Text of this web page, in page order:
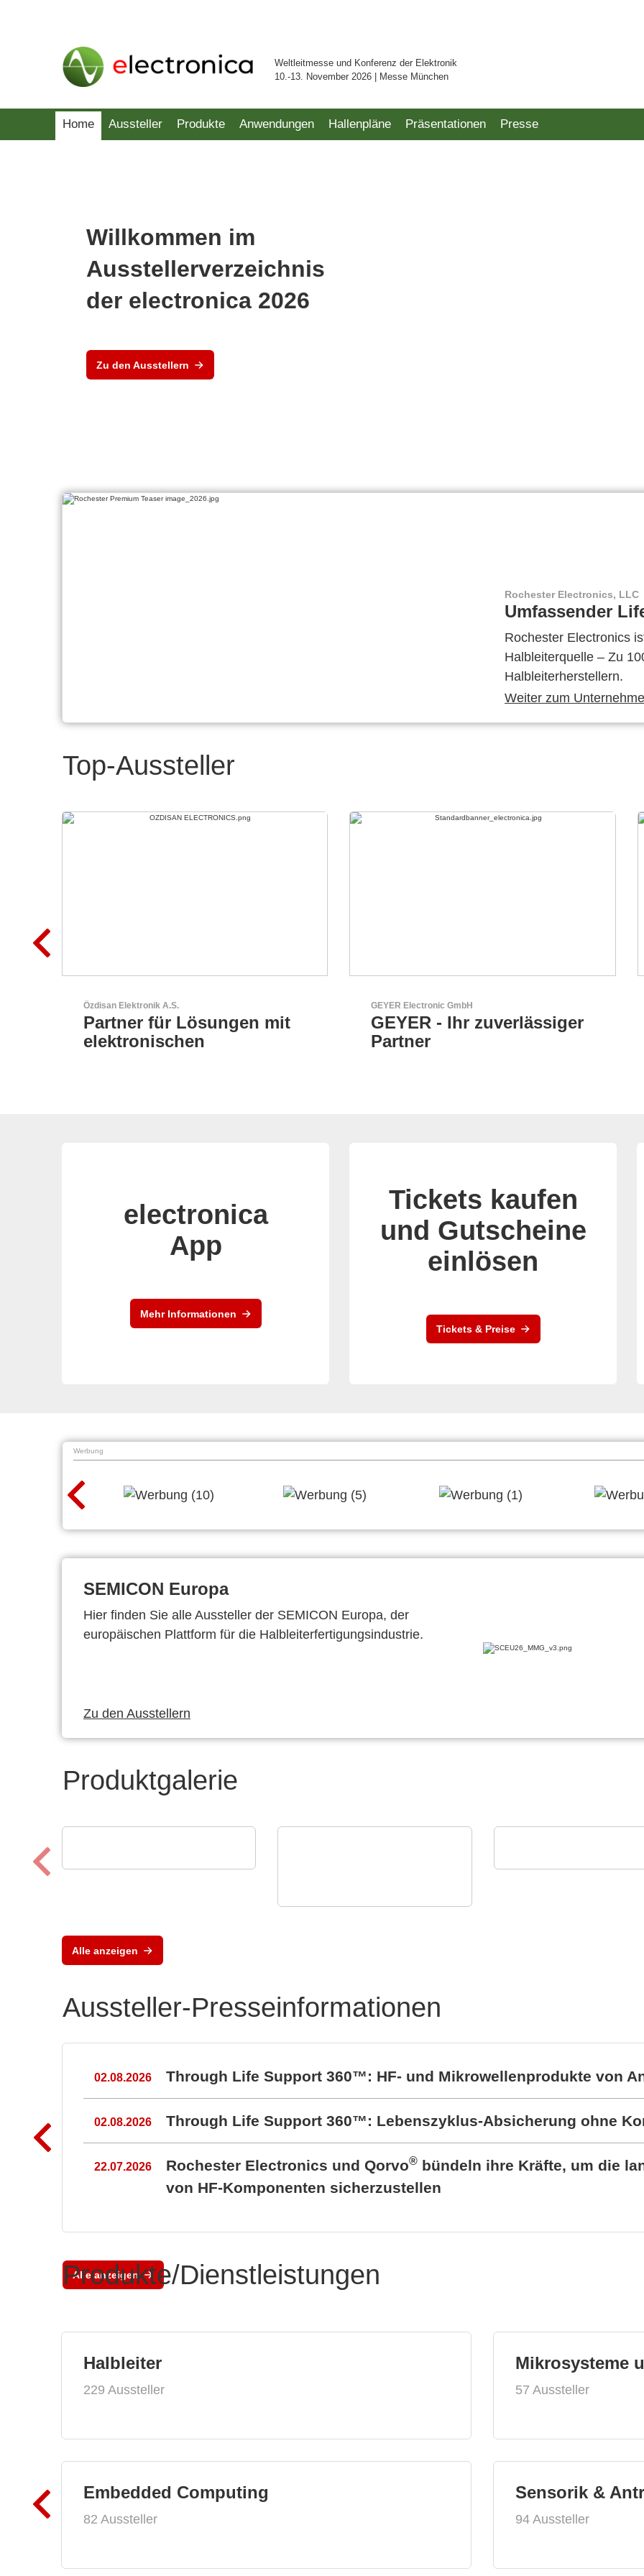
Weltleitmesse und Konferenz der Elektronik
10.-13. November 2026 | Messe München
Home Aussteller Produkte Anwendungen Hallenpläne Präsentationen Presse
Willkommen im
Ausstellerverzeichnis
der electronica 2026
Zu den Ausstellern
Rochester Electronics, LLC
Umfassender
Rochester Electronics
Halbleiterquelle – Zu
Halbleiterherstellern.
Weiter zum
Top-Aussteller
GEYER Electronic GmbH
GEYER - Ihr zuverlässiger
Partner
LEMO Elektronik GmbH
Original Push-Pull-
Connector – Made in
electronica
App
Mehr Informationen
Tickets kaufen
und Gutscheine
einlösen
Tickets & Preise
Werbung
SEMICON Europa
Hier finden Sie alle Aussteller der SEMICON Europa, der
europäischen Plattform für die Halbleiterfertigungsindustrie.
Zu den Ausstellern
Produktgalerie
Alle anzeigen
Aussteller-Presseinformationen
02.08.2026 Through Life Support 360™: HF- und Mikrowellenprodukte von
02.08.2026 Through Life Support 360™: Lebenszyklus-Absicherung ohne
22.07.2026 Rochester Electronics und Qorvo® bündeln ihre Kräfte, um die
von HF-Komponenten sicherzustellen
Alle anzeigen
Produkte/Dienstleistungen
Halbleiter
229 Aussteller
Embedded Computing
82 Aussteller
Mikrosysteme
57 Aussteller
Sensorik &
94 Aussteller